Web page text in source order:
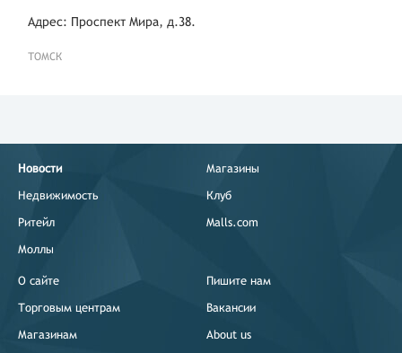
Адрес: Проспект Мира, д.38.
ТОМСК
Новости
Недвижимость
Ритейл
Моллы
Магазины
Клуб
Malls.com
О сайте
Торговым центрам
Магазинам
Пишите нам
Вакансии
About us